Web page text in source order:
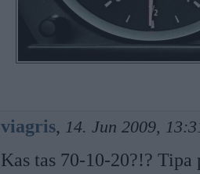
viagris, 14. Jun 2009,
Kas tas 70-10-20?!?